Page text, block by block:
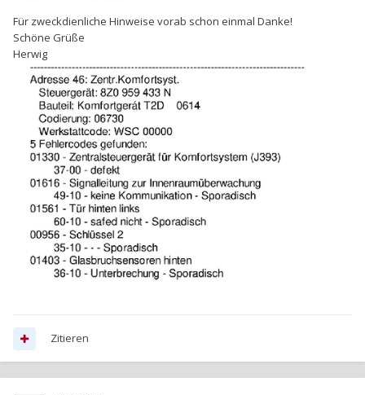
Für zweckdienliche Hinweise vorab schon einmal Danke!
Schöne Grüße
Herwig
Zitieren